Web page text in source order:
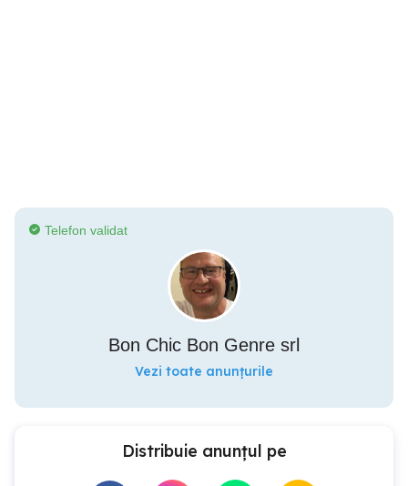
Telefon validat
Bon Chic Bon Genre srl
Vezi toate anunțurile
Distribuie anunțul pe